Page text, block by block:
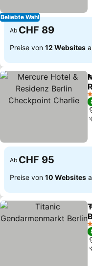
Beliebte Wahl
Ab CHF 89
Preise von 12 Websites
Ab CHF 95
Preise von 10 Websites